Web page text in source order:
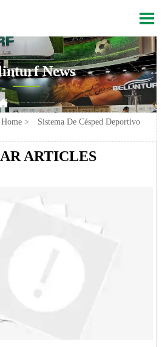

News
Home>
Sistema De Césped Deportivo
ARTICLES